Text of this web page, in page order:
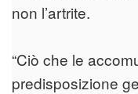
non l’artrite.
“Ciò che le
predisposizione